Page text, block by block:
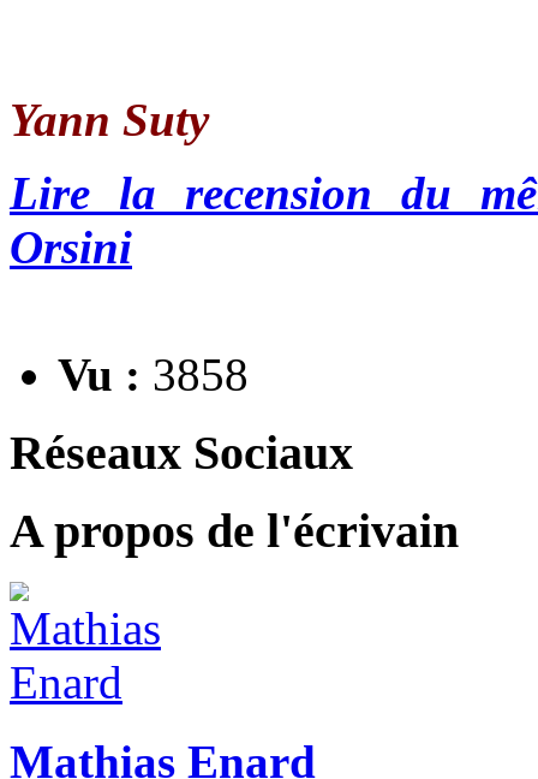
Yann Suty
Lire la recension du
Orsini
Vu : 3858
Réseaux Sociaux
A propos de l'écrivain
Mathias Enard